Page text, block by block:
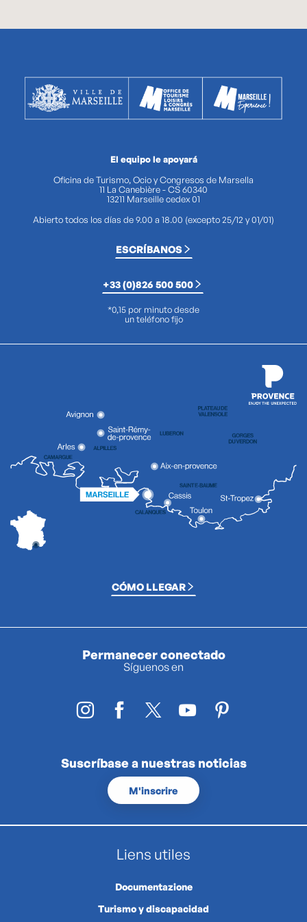
El equipo le apoyará
Oficina de Turismo, Ocio y Congresos de Marsella
11 La Canebière - CS 60340
13211 Marseille cedex 01
Abierto todos los días de 9.00 a 18.00 (excepto 25/12 y 01/01)
ESCRÍBANOS
+33 (0)826 500 500
*0,15 por minuto desde
un teléfono fijo
CÓMO LLEGAR
Permanecer conectado
Síguenos en
Suscríbase a nuestras noticias
M'inscrire
Liens utiles
Documentazione
Turismo y discapacidad